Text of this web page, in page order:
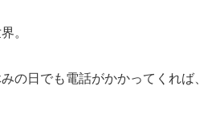
。
の日でも電話がかかってくれば、